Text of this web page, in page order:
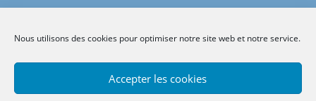
Nous utilisons des cookies pour optimiser notre site web et notre service.
Accepter les cookies